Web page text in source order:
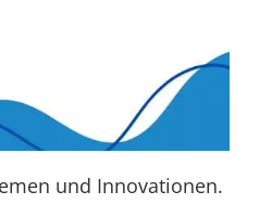
und Innovationen.